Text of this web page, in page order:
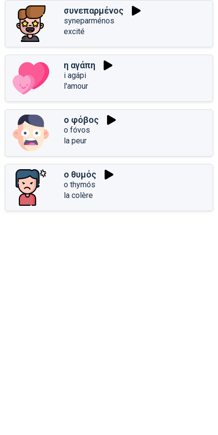
συνεπαρμένος
syneparménos
excité
η αγάπη
i agápi
l'amour
ο φόβος
o fóvos
la peur
ο θυμός
o thymós
la colère